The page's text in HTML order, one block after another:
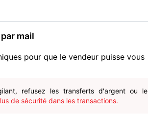
mail
pour que le vendeur puisse vous
refusez les transferts d'argent ou le
de sécurité dans les transactions.